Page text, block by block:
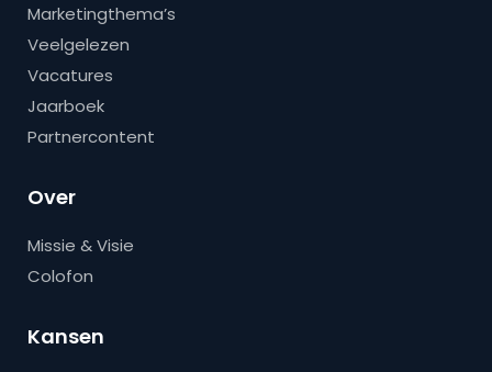
Marketingthema’s
Veelgelezen
Vacatures
Jaarboek
Partnercontent
Over
Missie & Visie
Colofon
Kansen